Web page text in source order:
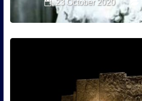
23 October 2020